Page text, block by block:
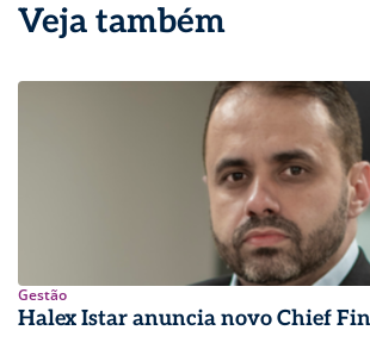
Veja também
Gestão
Halex Istar anuncia novo Chief